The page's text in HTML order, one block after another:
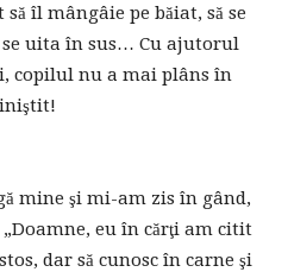
îl mângâie pe băiat, să se
se uita în sus… Cu ajutorul
copilul nu a mai plâns în
mine şi mi-am zis în gând,
eu în cărţi am citit
dar să cunosc în carne şi